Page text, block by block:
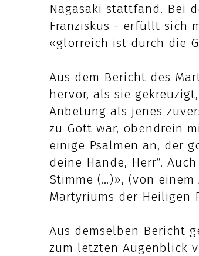
Nagasaki stattfand. Bei
Franziskus - erfüllt sich
«glorreich ist durch die
Aus dem Bericht des
hervor, als sie
Anbetung als jenes
zu Gott war, obendrein
einige Psalmen an, der
deine Hände, Herr”.
Stimme (…)», (von einem
Martyriums der Heiligen
Aus demselben Bericht
zum letzten Augenblick